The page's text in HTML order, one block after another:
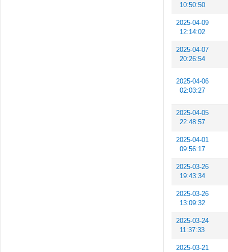
10:50:50
2025-04-09
12:14:02
2025-04-07
20:26:54
2025-04-06
02:03:27
2025-04-05
22:48:57
2025-04-01
09:56:17
2025-03-26
19:43:34
2025-03-26
13:09:32
2025-03-24
11:37:33
2025-03-21